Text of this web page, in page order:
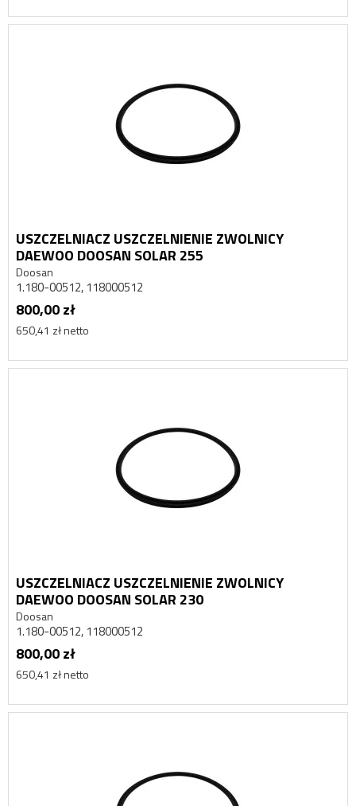
USZCZELNIACZ USZCZELNIENIE ZWOLNICY
DAEWOO DOOSAN SOLAR 255
Doosan
1.180-00512, 118000512
800,00 zł
650,41 zł netto
USZCZELNIACZ USZCZELNIENIE ZWOLNICY
DAEWOO DOOSAN SOLAR 230
Doosan
1.180-00512, 118000512
800,00 zł
650,41 zł netto